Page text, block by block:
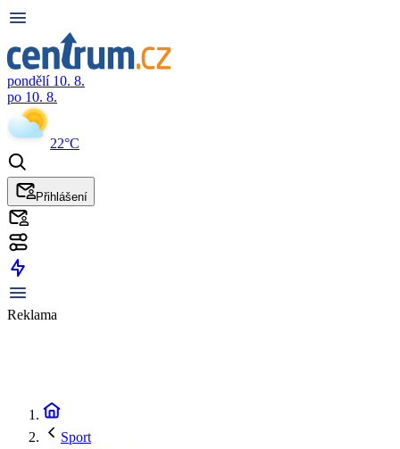
pondělí 10. 8.
po 10. 8.
22°C
Přihlášení
Reklama
Sport